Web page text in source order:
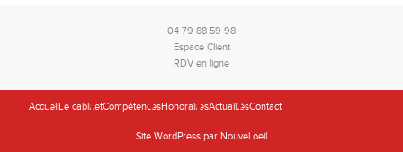
04 79 88 59 98
Espace Client
RDV en ligne
AccueilLe cabinetCompétencesHonorairesActualitésContact
Site WordPress par Nouvel oeil